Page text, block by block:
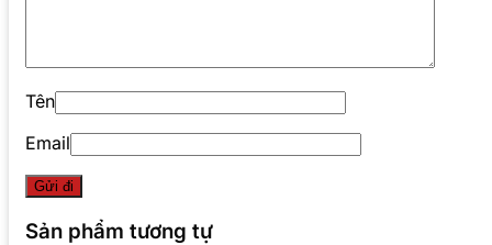
Tên
Email
Sản phẩm tương tự